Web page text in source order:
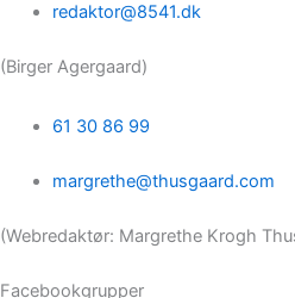
redaktor@8541.dk
(Birger Agergaard)
61 30 86 99
margrethe@thusgaard.com
(Webredaktør: Margrethe Krogh
Facebookgrupper